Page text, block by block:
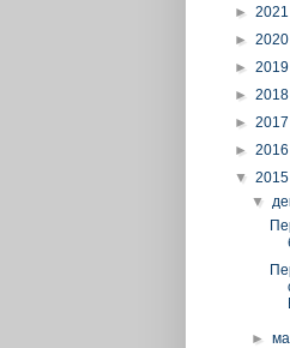
► 2021
► 2020
► 2019
► 2018
► 2017
► 2016
▼ 2015
▼
►